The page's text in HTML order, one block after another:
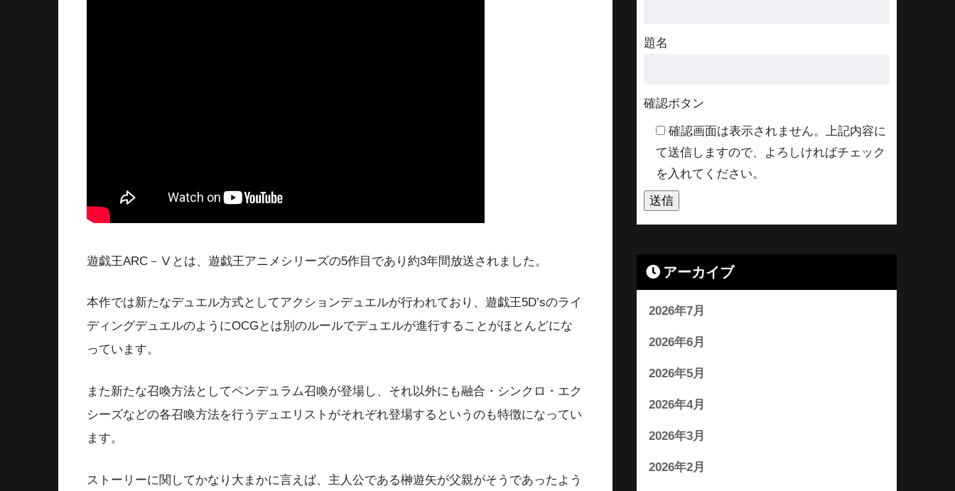
遊戯王ARC－Ⅴとは、遊戯王アニメシリーズの5作目であり約3年間放送されました。
本作では新たなデュエル方式としてアクションデュエルが行われており、遊戯王5D’sのライ
ディングデュエルのようにOCGとは別のルールでデュエルが進行することがほとんどにな
っています。
また新たな召喚方法としてペンデュラム召喚が登場し、それ以外にも融合・シンクロ・エク
シーズなどの各召喚方法を行うデュエリストがそれぞれ登場するというのも特徴になってい
ます。
ストーリーに関してかなり大まかに言えば、主人公である榊遊矢が父親がそうであったよう
題名
確認ボタン
確認画面は表示されません。上記内容に
て送信しますので、よろしければチェック
を入れてください。
アーカイブ
2026年7月
2026年6月
2026年5月
2026年4月
2026年3月
2026年2月